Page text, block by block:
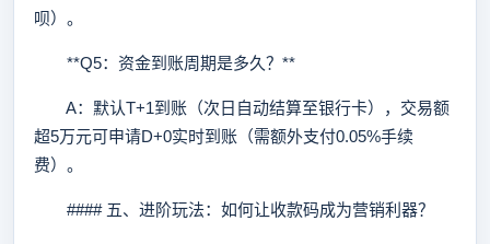
呗）。
**Q5：资金到账周期是多久？**
A：默认T+1到账（次日自动结算至银行卡），交易额
超5万元可申请D+0实时到账（需额外支付0.05%手续
费）。
#### 五、进阶玩法：如何让收款码成为营销利器？